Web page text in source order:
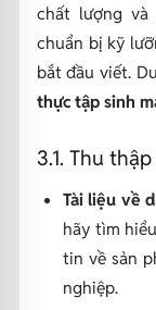
chất lượng và
chuẩn bị kỹ
bắt đầu viết.
thực tập sinh
3.1. Thu
Tài liệu về
hãy tìm
tin về sản
nghiệp.